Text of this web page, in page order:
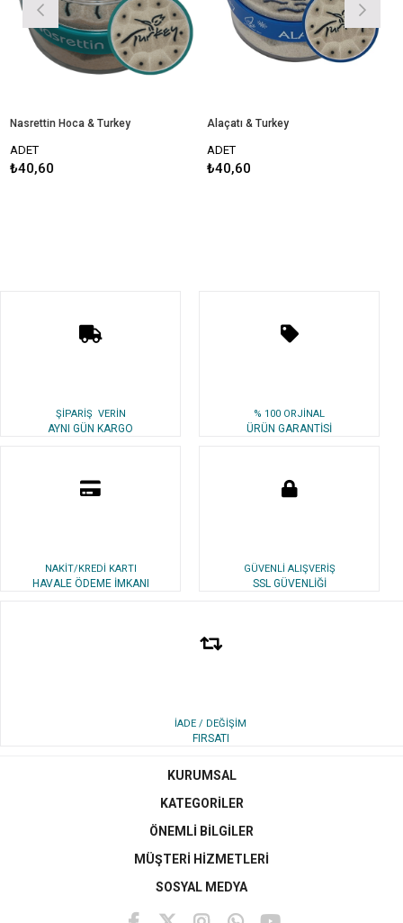
Nasrettin Hoca & Turkey
ADET
₺40,60
Alaçatı & Turkey
ADET
₺40,60
ŞİPARİŞ VERİN
AYNI GÜN KARGO
% 100 ORJİNAL
ÜRÜN GARANTİSİ
NAKİT/KREDİ KARTI
HAVALE ÖDEME İMKANI
GÜVENLİ ALIŞVERİŞ
SSL GÜVENLİĞİ
İADE / DEĞİŞİM
FIRSATI
KURUMSAL
KATEGORİLER
ÖNEMLİ BİLGİLER
MÜŞTERİ HİZMETLERİ
SOSYAL MEDYA